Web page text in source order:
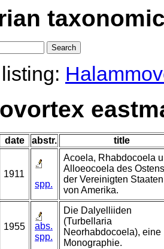
date abstr. title
1911
spp.
Acoela, Rhabdocoela
Alloeocoela des Ostens
der Vereinigten Staaten
von Amerika.
1955
abs.
spp.
Die Dalyelliiden
(Turbellaria
Neorhabdocoela), eine
Monographie.